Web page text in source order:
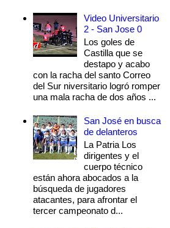
Video Universitario
2 - San Jose 0
Los goles de
Castilla que se
destapo y acabo
con la racha del santo Correo
del Sur niversitario logró romper
una mala racha de dos años ...
San José en busca
de delanteros
La Patria Los
dirigentes y el
cuerpo técnico
están ahora abocados a la
búsqueda de jugadores
atacantes, para afrontar el
tercer campeonato d...